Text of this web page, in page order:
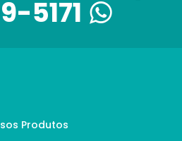
5171
Produtos